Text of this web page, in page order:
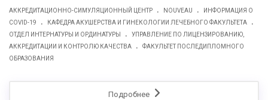
АККРЕДИТАЦИОННО-СИМУЛЯЦИОННЫЙ ЦЕНТР . NOUVEAU .
ИНФОРМАЦИЯ О
COVID-19
. КАФЕДРА АКУШЕРСТВА И ГИНЕКОЛОГИИ ЛЕЧЕБНОГО ФАКУЛЬТЕТА .
ОТДЕЛ ИНТЕРНАТУРЫ И ОРДИНАТУРЫ .
УПРАВЛЕНИЕ ПО ЛИЦЕНЗИРОВАНИЮ,
АККРЕДИТАЦИИ И КОНТРОЛЮ КАЧЕСТВА
.
ФАКУЛЬТЕТ ПОСЛЕДИПЛОМНОГО
ОБРАЗОВАНИЯ
Подробнее